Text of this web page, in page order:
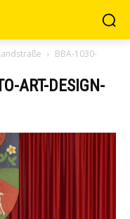
BBA-1030-
ART-DESIGN-